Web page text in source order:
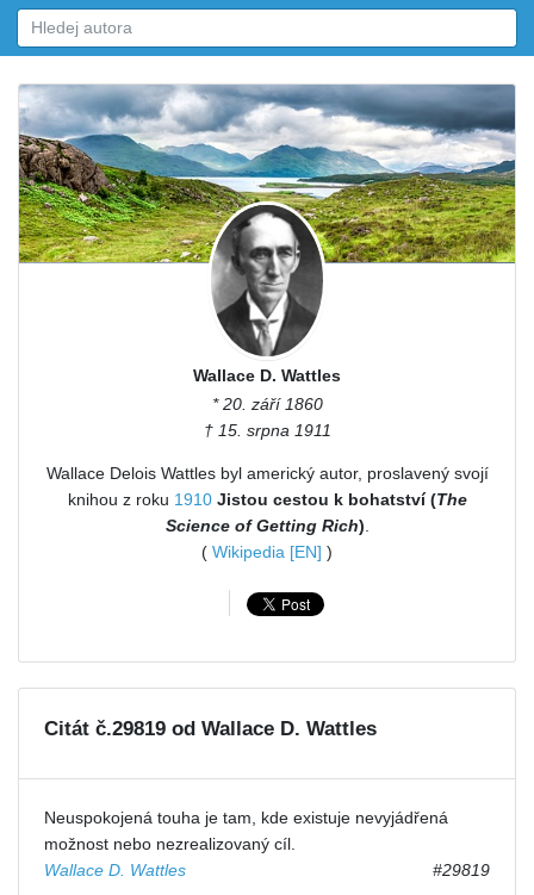
Wallace D. Wattles
* 20. září 1860
† 15. srpna 1911
Wallace Delois Wattles byl americký autor, proslavený svojí
knihou z roku 1910 Jistou cestou k bohatství (The
Science of Getting Rich)
( Wikipedia [EN] )
Citát č.29819 od Wallace D. Wattles
Neuspokojená touha je tam, kde existuje nevyjádřená
možnost nebo nezrealizovaný cíl.
Wallace D. Wattles
#29819